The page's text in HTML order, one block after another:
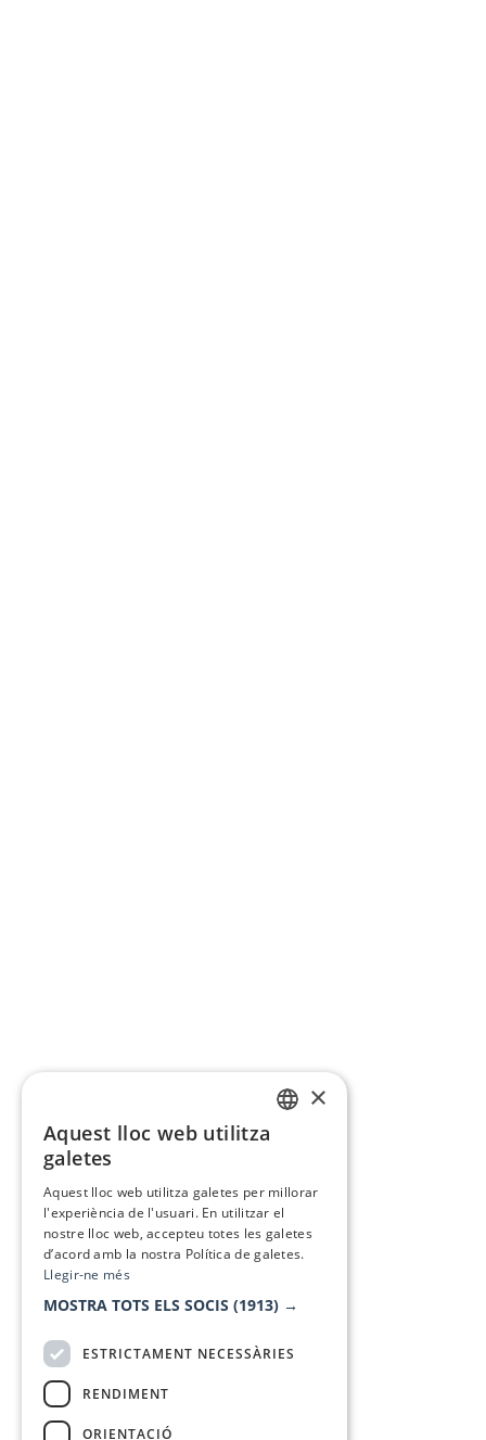
×
Aquest lloc web utilitza
galetes
Aquest lloc web utilitza galetes per millorar
l'experiència de l'usuari. En utilitzar el
nostre lloc web, accepteu totes les galetes
d’acord amb la nostra Política de galetes.
Llegir-ne més
MOSTRA TOTS ELS SOCIS (1913) →
ESTRICTAMENT NECESSÀRIES
RENDIMENT
ORIENTACIÓ